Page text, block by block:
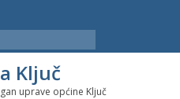
Ključ
uprave općine Ključ